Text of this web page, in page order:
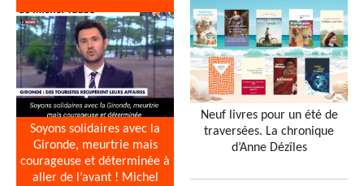
Soyons solidaires avec la
Gironde, meurtrie mais
courageuse et déterminée à
aller de l’avant ! Michel
Neuf livres pour un été de
traversées. La chronique
d’Anne Dézîles